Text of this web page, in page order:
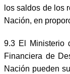
los saldos de los
Nación, en
9.3 El Ministerio
Financiera de
Nación pueden